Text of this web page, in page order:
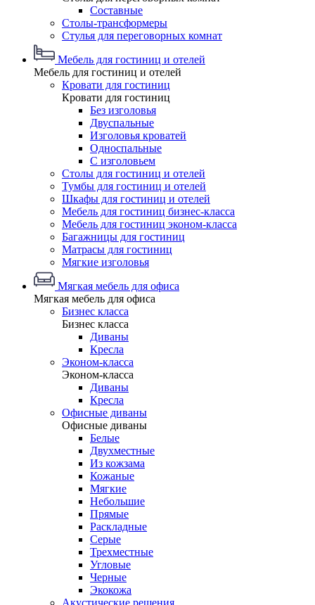
Составные
Столы-трансформеры
Стулья для переговорных комнат
Мебель для гостиниц и отелей
Мебель для гостиниц и отелей
Кровати для гостиниц
Кровати для гостиниц
Без изголовья
Двуспальные
Изголовья кроватей
Односпальные
С изголовьем
Столы для гостиниц и отелей
Тумбы для гостиниц и отелей
Шкафы для гостиниц и отелей
Мебель для гостиниц бизнес-класса
Мебель для гостиниц эконом-класса
Багажницы для гостиниц
Матрасы для гостиниц
Мягкие изголовья
Мягкая мебель для офиса
Мягкая мебель для офиса
Бизнес класса
Бизнес класса
Диваны
Кресла
Эконом-класса
Эконом-класса
Диваны
Кресла
Офисные диваны
Офисные диваны
Белые
Двухместные
Из кожзама
Кожаные
Мягкие
Небольшие
Прямые
Раскладные
Серые
Трехместные
Угловые
Черные
Экокожа
Акустические решения